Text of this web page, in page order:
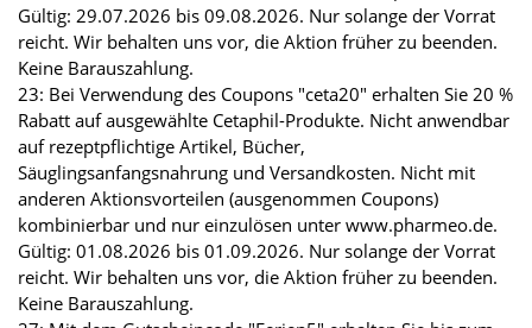
Gültig: 29.07.2026 bis 09.08.2026. Nur solange der Vorrat
reicht. Wir behalten uns vor, die Aktion früher zu beenden.
Keine Barauszahlung.
23: Bei Verwendung des Coupons "ceta20" erhalten Sie 20 %
Rabatt auf ausgewählte Cetaphil-Produkte. Nicht anwendbar
auf rezeptpflichtige Artikel, Bücher,
Säuglingsanfangsnahrung und Versandkosten. Nicht mit
anderen Aktionsvorteilen (ausgenommen Coupons)
kombinierbar und nur einzulösen unter www.pharmeo.de.
Gültig: 01.08.2026 bis 01.09.2026. Nur solange der Vorrat
reicht. Wir behalten uns vor, die Aktion früher zu beenden.
Keine Barauszahlung.